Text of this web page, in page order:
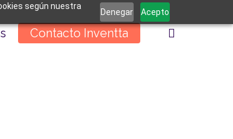
según nuestra
Denegar Acepto
Contacto Inventta